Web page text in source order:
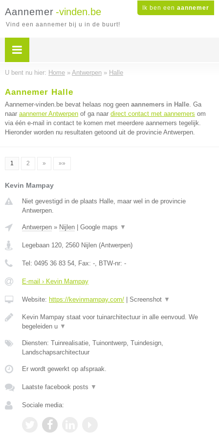
Ik ben een aannemer
Aannemer -vinden.be
Vind een aannemer bij u in de buurt!
U bent nu hier: Home » Antwerpen » Halle
Aannemer Halle
Aannemer-vinden.be bevat helaas nog geen aannemers in Halle. Ga
naar aannemer Antwerpen of ga naar direct contact met aannemers om
via één e-mail in contact te komen met meerdere aannemers tegelijk.
Hieronder worden nu resultaten getoond uit de provincie Antwerpen.
1 2 » »»
Kevin Mampay
Niet gevestigd in de plaats Halle, maar wel in de provincie
Antwerpen.
Antwerpen » Nijlen Google maps ▼
Legebaan 120, 2560 Nijlen (Antwerpen)
Tel: 0495 36 83 54, Fax: -, BTW-nr: -
E-mail › Kevin Mampay
Website: https://kevinmampay.com/ Screenshot ▼
Kevin Mampay staat voor tuinarchitectuur in alle eenvoud. We
begeleiden u ▼
Diensten: Tuinrealisatie, Tuinontwerp, Tuindesign,
Landschapsarchitectuur
Er wordt gewerkt op afspraak.
Laatste facebook posts ▼
Sociale media: